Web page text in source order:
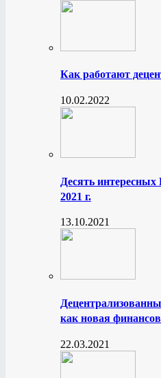
Как работают
10.02.2022
Десять
2021 г.
13.10.2021
как новая
22.03.2021